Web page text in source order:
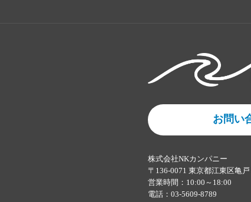
お問い
株式会社NKカンパニー
〒136-0071 東京都江東区亀
営業時間：10:00～18:00
電話：03-5609-8789